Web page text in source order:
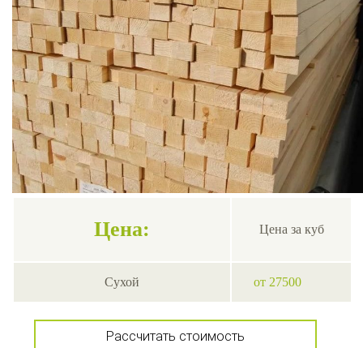
Цена: Цена за куб
Сухой от 27500
Рассчитать стоимость